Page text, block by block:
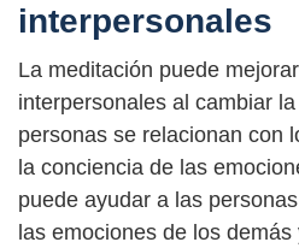
interpersonales
La meditación puede
interpersonales al cambiar
personas se relacionan con
la conciencia de las
puede ayudar a las
las emociones de los